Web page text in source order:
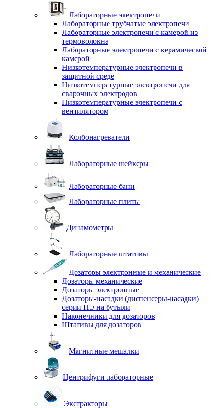
Лабораторные электропечи
Лабораторные трубчатые электропечи
Лабораторные электропечи с камерой из
термоволокна
Лабораторные электропечи с керамической
камерой
Низкотемпературные электропечи в
защитной среде
Низкотемпературные электропечи для
cварочных электродов
Низкотемпературные электропечи с
вентилятором
Колбонагреватели
Лабораторные шейкеры
Лабораторные бани
Лабораторные плиты
Динамометры
Лабораторные штативы
Дозаторы электронные и механические
Дозаторы механические
Дозаторы электронные
Дозаторы-насадки (диспенсеры-насадки)
серии ПЭ на бутыли
Наконечники для дозаторов
Штативы для дозаторов
Магнитные мешалки
Центрифуги лабораторные
Экстракторы